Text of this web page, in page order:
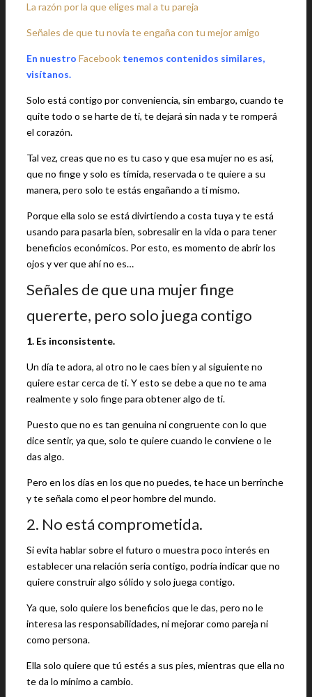
La razón por la que eliges mal a tu pareja
Señales de que tu novia te engaña con tu mejor amigo
En nuestro Facebook tenemos contenidos similares,
visítanos.
Solo está contigo por conveniencia, sin embargo, cuando te
quite todo o se harte de ti, te dejará sin nada y te romperá
el corazón.
Tal vez, creas que no es tu caso y que esa mujer no es así,
que no finge y solo es tímida, reservada o te quiere a su
manera, pero solo te estás engañando a ti mismo.
Porque ella solo se está divirtiendo a costa tuya y te está
usando para pasarla bien, sobresalir en la vida o para tener
beneficios económicos. Por esto, es momento de abrir los
ojos y ver que ahí no es…
Señales de que una mujer finge
quererte, pero solo juega contigo
1. Es inconsistente.
Un día te adora, al otro no le caes bien y al siguiente no
quiere estar cerca de ti. Y esto se debe a que no te ama
realmente y solo finge para obtener algo de ti.
Puesto que no es tan genuina ni congruente con lo que
dice sentir, ya que, solo te quiere cuando le conviene o le
das algo.
Pero en los días en los que no puedes, te hace un berrinche
y te señala como el peor hombre del mundo.
2. No está comprometida.
Si evita hablar sobre el futuro o muestra poco interés en
establecer una relación seria contigo, podría indicar que no
quiere construir algo sólido y solo juega contigo.
Ya que, solo quiere los beneficios que le das, pero no le
interesa las responsabilidades, ni mejorar como pareja ni
como persona.
Ella solo quiere que tú estés a sus pies, mientras que ella no
te da lo mínimo a cambio.